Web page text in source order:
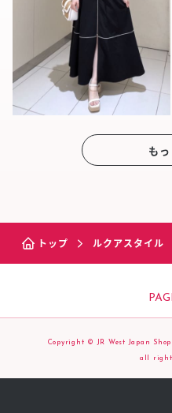
も
トップ ルクアスタイル
Copyright © JR West Japan
all